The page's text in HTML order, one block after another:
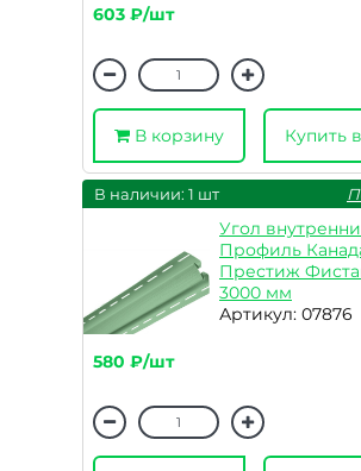
603 ₽/шт
В корзину Купить
В наличии: 1 шт
Угол
Профиль
Престиж
3000 мм
Артикул: 07876
580 ₽/шт